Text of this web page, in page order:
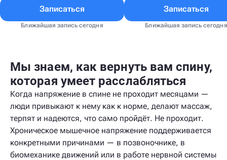
Записаться
Ближайшая запись сегодня
Записаться
Ближайшая запись сегодня
Мы знаем, как вернуть вам спину,
которая умеет расслабляться
Когда напряжение в спине не проходит месяцами —
люди привыкают к нему как к норме, делают массаж,
терпят и надеются, что само пройдёт. Не проходит.
Хроническое мышечное напряжение поддерживается
конкретными причинами — в позвоночнике, в
биомеханике движений или в работе нервной системы